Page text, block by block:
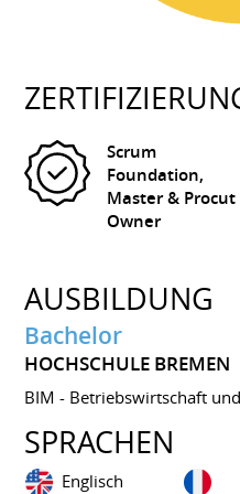
Scrum
Foundation,
Master & Procut
Owner
AUSBILDUNG
Bachelor
HOCHSCHULE BREMEN
BIM - Betriebswirtschaft
SPRACHEN
Englisch